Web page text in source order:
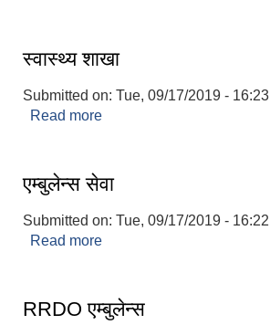
स्वास्थ्य शाखा
Submitted on: Tue, 09/17/2019 - 16:23
Read more
एम्बुलेन्स सेवा
Submitted on: Tue, 09/17/2019 - 16:22
Read more
RRDO एम्बुलेन्स